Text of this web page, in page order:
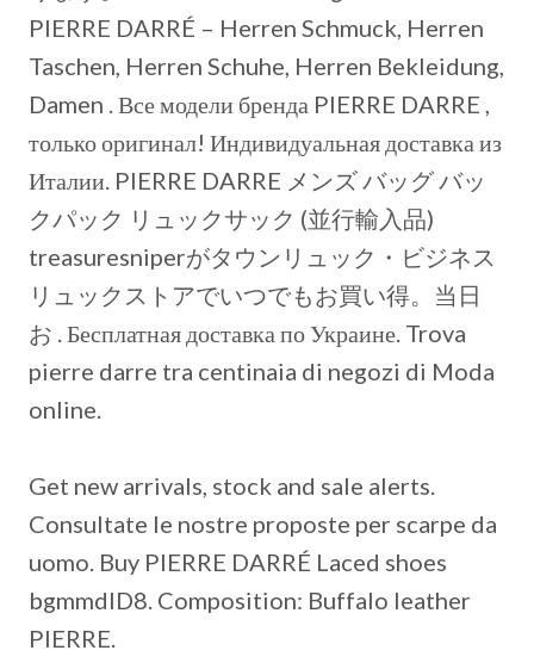
PIERRE DARRÉ – Herren Schmuck, Herren
Taschen, Herren Schuhe, Herren Bekleidung,
Damen . Все модели бренда PIERRE DARRE ,
только оригинал! Индивидуальная доставка из
Италии. PIERRE DARRE メンズ バッグ バッ
クパック リュックサック (並行輸入品)
treasuresniperがタウンリュック・ビジネス
リュックストアでいつでもお買い得。当日
お . Бесплатная доставка по Украине. Trova
pierre darre tra centinaia di negozi di Moda
online.
Get new arrivals, stock and sale alerts.
Consultate le nostre proposte per scarpe da
uomo. Buy PIERRE DARRÉ Laced shoes
bgmmdID8. Composition: Buffalo leather
PIERRE.